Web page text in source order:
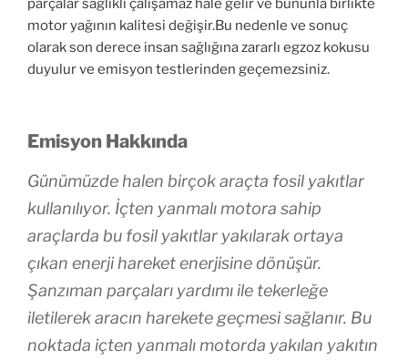
parçalar sağlıklı çalışamaz hale gelir ve bununla birlikte
motor yağının kalitesi değişir.Bu nedenle ve sonuç
olarak son derece insan sağlığına zararlı egzoz kokusu
duyulur ve emisyon testlerinden geçemezsiniz.
Emisyon Hakkında
Günümüzde halen birçok araçta fosil yakıtlar
kullanılıyor. İçten yanmalı motora sahip
araçlarda bu fosil yakıtlar yakılarak ortaya
çıkan enerji hareket enerjisine dönüşür.
Şanzıman parçaları yardımı ile tekerleğe
iletilerek aracın harekete geçmesi sağlanır. Bu
noktada içten yanmalı motorda yakılan yakıtın